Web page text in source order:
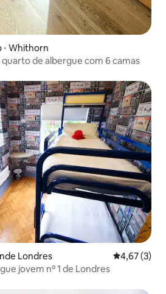
Whithorn
de albergue com 6 camas
Londres 4,67 de
4,67 (3)
jovem nº 1 de Londres